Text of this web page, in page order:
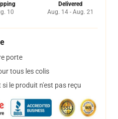
10
Delivered
Aug. 14 - Aug. 21
porte
tous les colis
le produit n'est pas reçu